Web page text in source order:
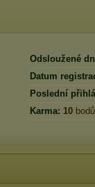
Odsloužené
Datum
Poslední
Karma: 10 bodů